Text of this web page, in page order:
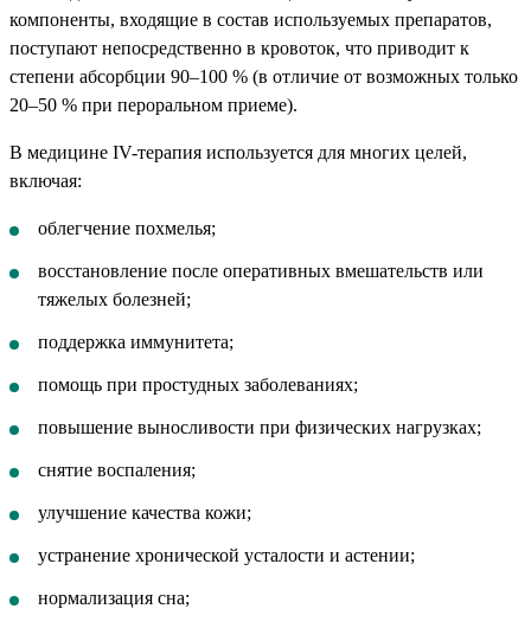
компоненты, входящие в состав используемых препаратов,
поступают непосредственно в кровоток, что приводит к
степени абсорбции 90–100 % (в отличие от возможных только
20–50 % при пероральном приеме).
В медицине IV-терапия используется для многих целей,
включая:
облегчение похмелья;
восстановление после оперативных вмешательств или
тяжелых болезней;
поддержка иммунитета;
помощь при простудных заболеваниях;
повышение выносливости при физических нагрузках;
снятие воспаления;
улучшение качества кожи;
устранение хронической усталости и астении;
нормализация сна;